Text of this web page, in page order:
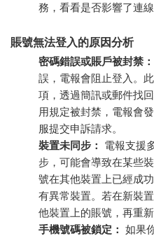
務，看看是否影響了連線
賬號無法登入的原因分析
密碼錯誤或賬戶被封禁：
誤，電報會阻止登入。
項，透過簡訊或郵件找
用規定被封禁，電報會
服提交申訴請求。
裝置未同步：
電報支援
步，可能會導致在某些
號在其他裝置上已經成
有異常裝置。若在新裝
他裝置上的賬號，再重新
手機號碼被鎖定： 如果